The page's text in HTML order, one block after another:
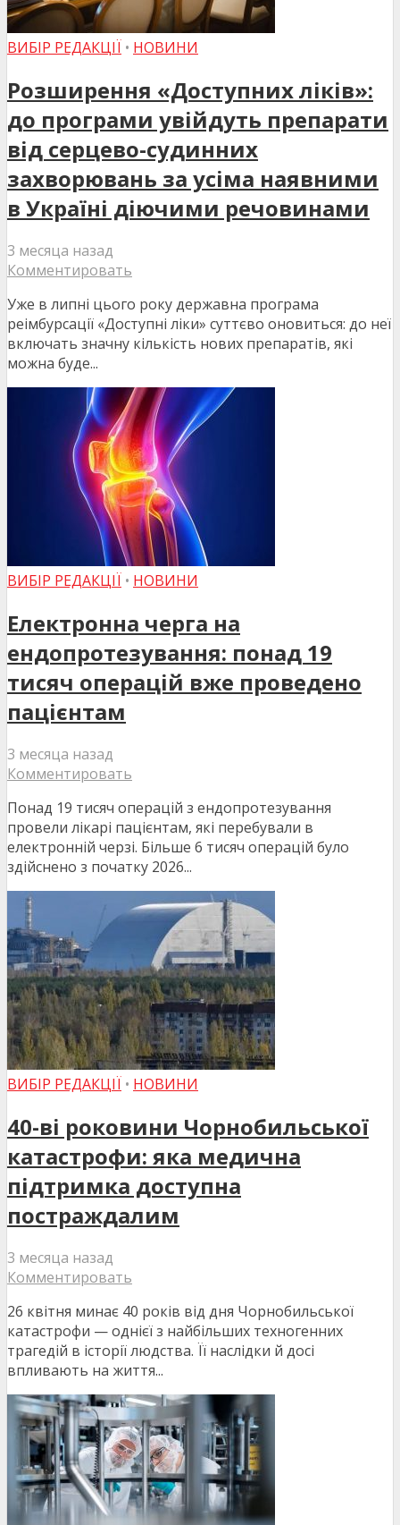
ВИБІР РЕДАКЦІЇ • НОВИНИ
Розширення «Доступних ліків»:
до програми увійдуть препарати
від серцево-судинних
захворювань за усіма наявними
в Україні діючими речовинами
3 месяца назад
Комментировать
Уже в липні цього року державна програма
реімбурсації «Доступні ліки» суттєво оновиться: до неї
включать значну кількість нових препаратів, які
можна буде...
ВИБІР РЕДАКЦІЇ • НОВИНИ
Електронна черга на
ендопротезування: понад 19
тисяч операцій вже проведено
пацієнтам
3 месяца назад
Комментировать
Понад 19 тисяч операцій з ендопротезування
провели лікарі пацієнтам, які перебували в
електронній черзі. Більше 6 тисяч операцій було
здійснено з початку 2026...
ВИБІР РЕДАКЦІЇ • НОВИНИ
40-ві роковини Чорнобильської
катастрофи: яка медична
підтримка доступна
постраждалим
3 месяца назад
Комментировать
26 квітня минає 40 років від дня Чорнобильської
катастрофи — однієї з найбільших техногенних
трагедій в історії людства. Її наслідки й досі
впливають на життя...